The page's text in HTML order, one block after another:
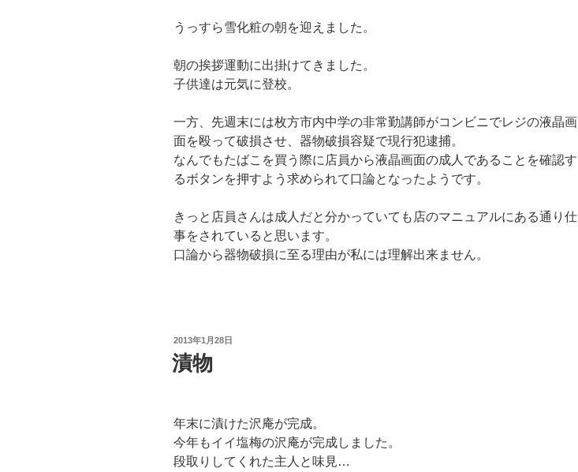
うっすら雪化粧の朝を迎えました。
朝の挨拶運動に出掛けてきました。
子供達は元気に登校。
一方、先週末には枚方市内中学の非常勤講師がコンビニでレジの液晶画
面を殴って破損させ、器物破損容疑で現行犯逮捕。
なんでもたばこを買う際に店員から液晶画面の成人であることを確認す
るボタンを押すよう求められて口論となったようです。
きっと店員さんは成人だと分かっていても店のマニュアルにある通り仕
事をされていると思います。
口論から器物破損に至る理由が私には理解出来ません。
投
稿
日:
2013年1月28日
漬物
年末に漬けた沢庵が完成。
今年もイイ塩梅の沢庵が完成しました。
段取りしてくれた主人と味見…